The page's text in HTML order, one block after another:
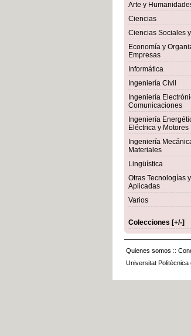
Arte y
Ciencias
Ciencias Sociales
Economía y
Empresas
Informática
Ingeniería Civil
Ingeniería
Comunicaciones
Ingeniería
Eléctrica y Motores
Ingeniería
Materiales
Lingüística
Otras Tecnologías
Aplicadas
Varios
Colecciones [+/-]
Quienes somos ::
Universitat Politècnica